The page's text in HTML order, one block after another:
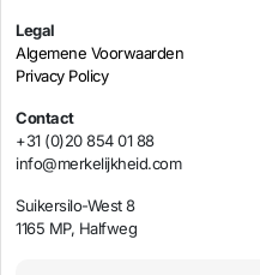
Legal
Algemene Voorwaarden
Privacy Policy
Contact
+31 (0)20 854 01 88
info@merkelijkheid.com
Suikersilo-West 8
1165 MP, Halfweg